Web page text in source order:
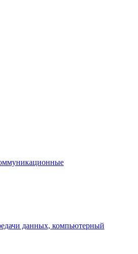
данных, компьютерный